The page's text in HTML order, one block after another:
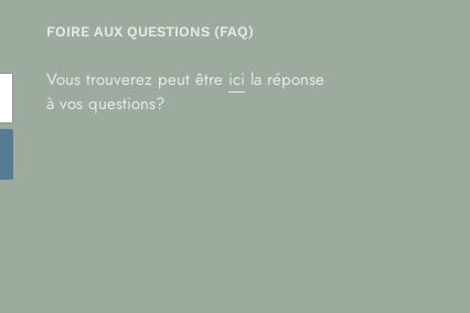
FOIRE AUX QUESTIONS (FAQ)
Vous trouverez peut être ici la réponse
à vos questions?